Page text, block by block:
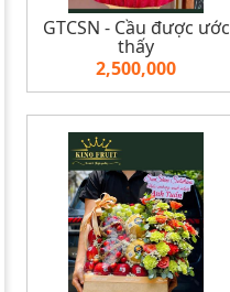
GTCSN - Cầu được ước
thấy
2,500,000